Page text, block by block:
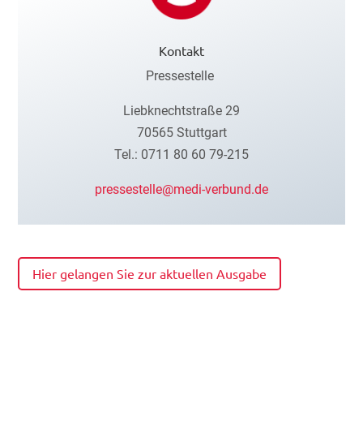
Kontakt
Pressestelle
Liebknechtstraße 29
70565 Stuttgart
Tel.: 0711 80 60 79-215
pressestelle@medi-verbund.de
Hier gelangen Sie zur aktuellen Ausgabe